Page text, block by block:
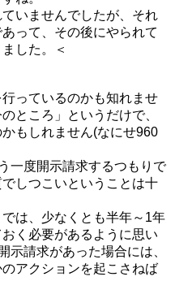
いませんでしたが、それ
って、その後にやられて
した。＜
っているのかも知れませ
ところ」というだけで、
もしれません(なにせ960
一度開示請求するつもりで
しつこいということは十
は、少なくとも半年～1年
く必要があるように思い
示請求があった場合には、
アクションを起こさねば